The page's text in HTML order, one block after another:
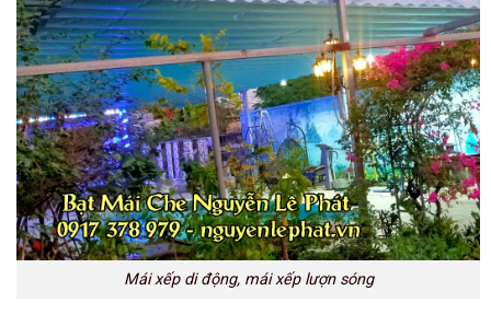
Mái xếp di động, mái xếp lượn sóng